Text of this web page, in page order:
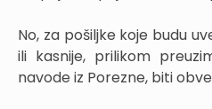
No, za pošiljke koje budu
ili kasnije, prilikom
navode iz Porezne, biti